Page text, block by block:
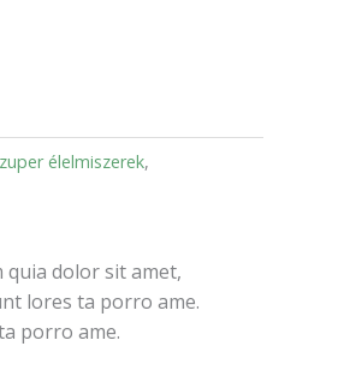
élelmiszerek,
dolor sit amet,
lores ta porro ame.
porro ame.